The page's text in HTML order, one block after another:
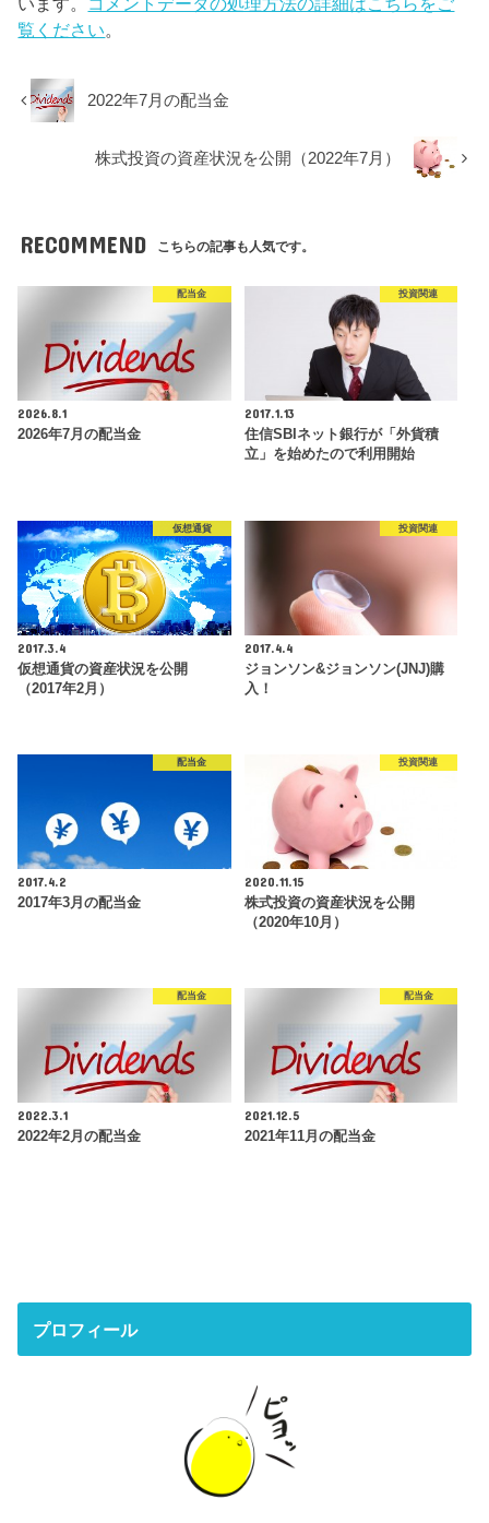
覧ください。
2022年7月の配当金
株式投資の資産状況を公開（2022年7月）
RECOMMEND こちらの記事も人気です。
配当金
2026.8.1
2026年7月の配当金
投資関連
2017.1.13
住信SBIネット銀行が「外貨積
立」を始めたので利用開始
仮想通貨
2017.3.4
仮想通貨の資産状況を公開
（2017年2月）
投資関連
2017.4.4
ジョンソン&ジョンソン(JNJ)購
入！
配当金
2017.4.2
2017年3月の配当金
投資関連
2020.11.15
株式投資の資産状況を公開
（2020年10月）
配当金
2022.3.1
2022年2月の配当金
配当金
2021.12.5
2021年11月の配当金
プロフィール